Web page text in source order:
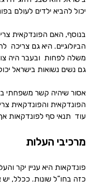
יכול להביא ילדים לעולם
בנוסף, האם הפונדקאית
הביולוגיים. היא גם צריכה
משלה לפחות ובעבר היה
גם נשים נשואות בישראל
אסור שיהיה קשר משפחתי
עוד תנאי סף לפונדקאות
מרכיבי העלות
פונדקאות היא עניין יקר
כזה בחו”ל שונות. ככלל,